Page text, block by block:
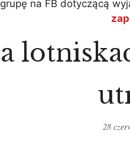
na FB dotyczącą
28